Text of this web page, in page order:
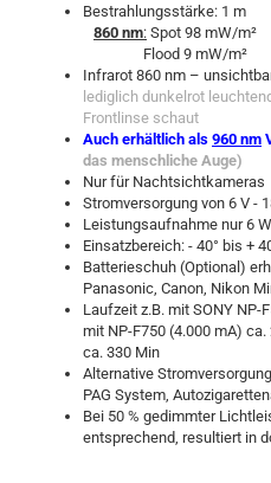
Bestrahlungsstärke: 1 m
860 nm: Spot 98 mW/m²
Flood 9 mW/m²
Infrarot 860 nm –
lediglich dunkelrot
Frontlinse schaut
Auch erhältlich als 960 nm
das menschliche Auge)
Nur für Nachtsichtkameras
Stromversorgung von 6 V -
Leistungsaufnahme nur 6 W
Einsatzbereich: - 40° bis +
Batterieschuh (Optional)
Panasonic, Canon, Nikon
Laufzeit z.B. mit SONY NP-
mit NP-F750 (4.000 mA)
ca. 330 Min
Alternative
PAG System,
Bei 50 % gedimmter
entsprechend, resultiert in